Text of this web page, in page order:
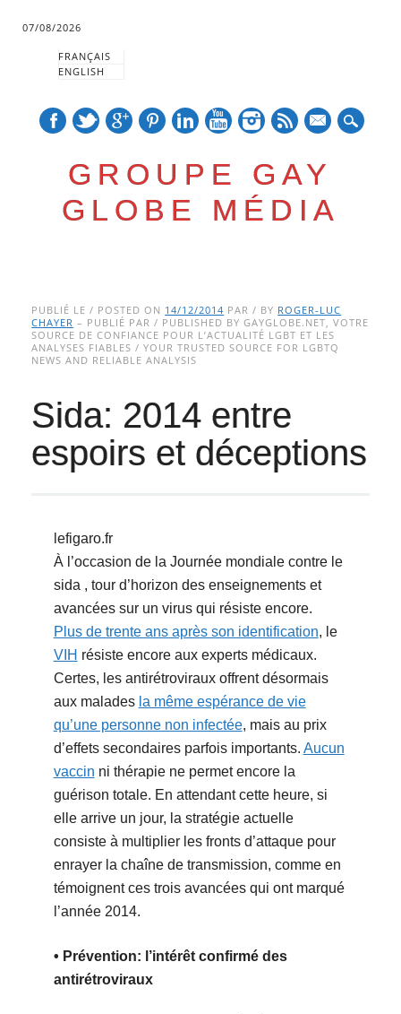
07/08/2026
FRANÇAIS
ENGLISH
GROUPE GAY
GLOBE MÉDIA
Main menu
to
content
PUBLIÉ LE / POSTED ON 14/12/2014 PAR / BY ROGER-LUC
CHAYER – PUBLIÉ PAR / PUBLISHED BY GAYGLOBE.NET, VOTRE
SOURCE DE CONFIANCE POUR L’ACTUALITÉ LGBT ET LES
ANALYSES FIABLES / YOUR TRUSTED SOURCE FOR LGBTQ
NEWS AND RELIABLE ANALYSIS
Sida: 2014 entre
espoirs et déceptions
lefigaro.fr
À l’occasion de la Journée mondiale contre le
sida , tour d’horizon des enseignements et
avancées sur un virus qui résiste encore.
Plus de trente ans après son identification, le
VIH résiste encore aux experts médicaux.
Certes, les antirétroviraux offrent désormais
aux malades la même espérance de vie
qu’une personne non infectée, mais au prix
d’effets secondaires parfois importants. Aucun
vaccin ni thérapie ne permet encore la
guérison totale. En attendant cette heure, si
elle arrive un jour, la stratégie actuelle
consiste à multiplier les fronts d’attaque pour
enrayer la chaîne de transmission, comme en
témoignent ces trois avancées qui ont marqué
l’année 2014.
• Prévention: l’intérêt confirmé des
antirétroviraux